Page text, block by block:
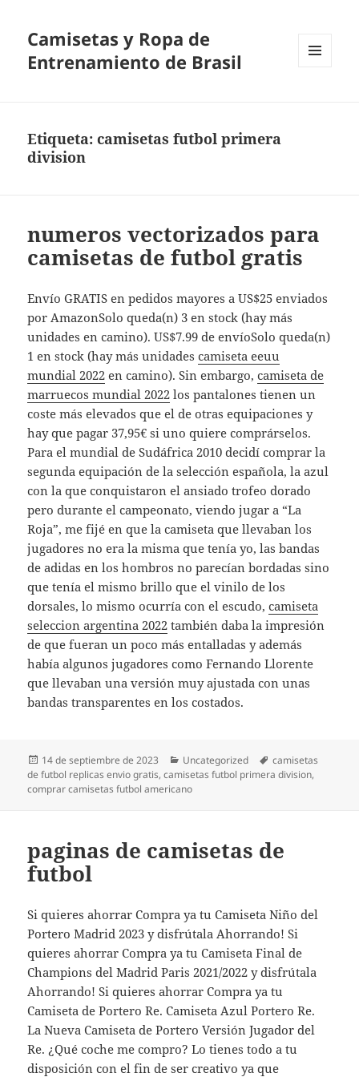
Camisetas y Ropa de
Entrenamiento de Brasil
Etiqueta:camisetas futbol primera
division
numeros vectorizados para
camisetas de futbol gratis
Envío GRATIS en pedidos mayores a US$25 enviados
por AmazonSolo queda(n) 3 en stock (hay más
unidades en camino). US$7.99 de envíoSolo queda(n)
1 en stock (hay más unidadescamiseta eeuu
mundial 2022 en camino). Sin embargo,camiseta de
marruecos mundial 2022 los pantalones tienen un
coste más elevados que el de otras equipaciones y
hay que pagar 37,95€ si uno quiere comprárselos.
Para el mundial de Sudáfrica 2010 decidí comprar la
segunda equipación de la selección española, la azul
con la que conquistaron el ansiado trofeo dorado
pero durante el campeonato, viendo jugar a “La
Roja”, me fijé en que la camiseta que llevaban los
jugadores no era la misma que tenía yo, las bandas
de adidas en los hombros no parecían bordadas sino
que tenía el mismo brillo que el vinilo de los
dorsales, lo mismo ocurría con el escudo,camiseta
seleccion argentina 2022 también daba la impresión
de que fueran un poco más entalladas y además
había algunos jugadores como Fernando Llorente
que llevaban una versión muy ajustada con unas
bandas transparentes en los costados.
Publicado
el
14 de septiembre de 2023 Categorías
Uncategorized Etiquetas
camisetas
de futbol replicas envio gratis,camisetas futbol primera division,
comprar camisetas futbol americano
paginas de camisetas de
futbol
Si quieres ahorrar Compra ya tu Camiseta Niño del
Portero Madrid 2023 y disfrútala Ahorrando! Si
quieres ahorrar Compra ya tu Camiseta Final de
Champions del Madrid Paris 2021/2022 y disfrútala
Ahorrando! Si quieres ahorrar Compra ya tu
Camiseta de Portero Re. Camiseta Azul Portero Re.
La Nueva Camiseta de Portero Versión Jugador del
Re. ¿Qué coche me compro? Lo tienes todo a tu
disposición con el fin de ser creativo ya que